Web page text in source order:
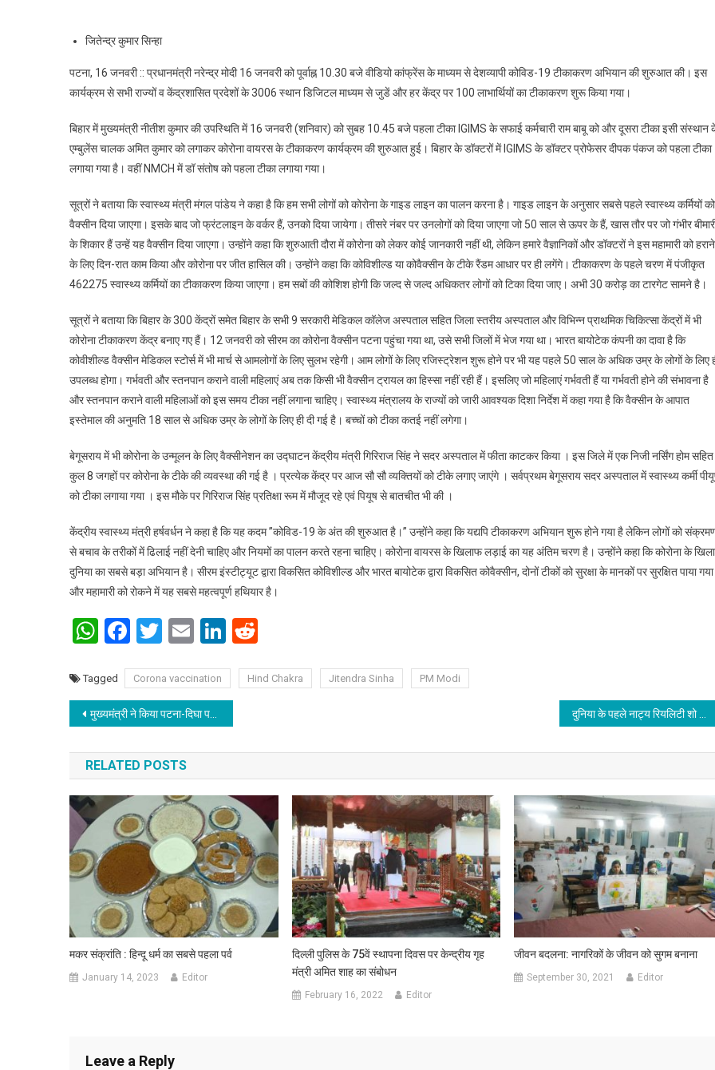
जितेन्द्र कुमार सिन्हा
पटना, 16 जनवरी :: प्रधानमंत्री नरेन्द्र मोदी 16 जनवरी को पूर्वाह्न 10.30 बजे वीडियो कांफ्रेंस के माध्यम से देशव्यापी कोविड-19 टीकाकरण अभियान की शुरुआत की। इस
कार्यक्रम से सभी राज्यों व केंद्रशासित प्रदेशों के 3006 स्थान डिजिटल माध्यम से जुडें और हर केंद्र पर 100 लाभार्थियों का टीकाकरण शुरू किया गया।
बिहार में मुख्यमंत्री नीतीश कुमार की उपस्थिति में 16 जनवरी (शनिवार) को सुबह 10.45 बजे पहला टीका IGIMS के सफाई कर्मचारी राम बाबू को और दूसरा टीका इसी संस्थान
एम्बुलेंस चालक अमित कुमार को लगाकर कोरोना वायरस के टीकाकरण कार्यक्रम की शुरुआत हुई। बिहार के डॉक्टरों में IGIMS के डॉक्टर प्रोफेसर दीपक पंकज को पहला टीका
लगाया गया है। वहीं NMCH में डॉ संतोष को पहला टीका लगाया गया।
सूत्रों ने बताया कि स्वास्थ्य मंत्री मंगल पांडेय ने कहा है कि हम सभी लोगों को कोरोना के गाइड लाइन का पालन करना है। गाइड लाइन के अनुसार सबसे पहले स्वास्थ्य कर्मियों को
वैक्सीन दिया जाएगा। इसके बाद जो फ्रंटलाइन के वर्कर हैं, उनको दिया जायेगा। तीसरे नंबर पर उनलोगों को दिया जाएगा जो 50 साल से ऊपर के हैं, खास तौर पर जो गंभीर
के शिकार हैं उन्हें यह वैक्सीन दिया जाएगा। उन्होंने कहा कि शुरुआती दौरा में कोरोना को लेकर कोई जानकारी नहीं थी, लेकिन हमारे वैज्ञानिकों और डॉक्टरों ने इस महामारी को हराने
के लिए दिन-रात काम किया और कोरोना पर जीत हासिल की। उन्होंने कहा कि कोविशील्ड या कोवैक्सीन के टीके रैंडम आधार पर ही लगेंगे। टीकाकरण के पहले चरण में पंजीकृत
462275 स्वास्थ्य कर्मियों का टीकाकरण किया जाएगा। हम सबों की कोशिश होगी कि जल्द से जल्द अधिकतर लोगों को टिका दिया जाए। अभी 30 करोड़ का टारगेट सामने है।
सूत्रों ने बताया कि बिहार के 300 केंद्रों समेत बिहार के सभी 9 सरकारी मेडिकल कॉलेज अस्पताल सहित जिला स्तरीय अस्पताल और विभिन्न प्राथमिक चिकित्सा केंद्रों में भी
कोरोना टीकाकरण केंद्र बनाए गए हैं। 12 जनवरी को सीरम का कोरोना वैक्सीन पटना पहुंचा गया था, उसे सभी जिलों में भेज गया था। भारत बायोटेक कंपनी का दावा है कि
कोवीशील्ड वैक्सीन मेडिकल स्टोर्स में भी मार्च से आमलोगों के लिए सुलभ रहेगी। आम लोगों के लिए रजिस्ट्रेशन शुरू होने पर भी यह पहले 50 साल के अधिक उम्र के लोगों के लिए
उपलब्ध होगा। गर्भवती और स्तनपान कराने वाली महिलाएं अब तक किसी भी वैक्सीन ट्रायल का हिस्सा नहीं रही हैं। इसलिए जो महिलाएं गर्भवती हैं या गर्भवती होने की संभावना है
और स्तनपान कराने वाली महिलाओं को इस समय टीका नहीं लगाना चाहिए। स्वास्थ्य मंत्रालय के राज्यों को जारी आवश्यक दिशा निर्देश में कहा गया है कि वैक्सीन के आपात
इस्तेमाल की अनुमति 18 साल से अधिक उम्र के लोगों के लिए ही दी गई है। बच्चों को टीका कतई नहीं लगेगा।
बेगूसराय में भी कोरोना के उन्मूलन के लिए वैक्सीनेशन का उद्घाटन केंद्रीय मंत्री गिरिराज सिंह ने सदर अस्पताल में फीता काटकर किया । इस जिले में एक निजी नर्सिंग होम सहित
कुल 8 जगहों पर कोरोना के टीके की व्यवस्था की गई है । प्रत्येक केंद्र पर आज सौ सौ व्यक्तियों को टीके लगाए जाएंगे । सर्वप्रथम बेगूसराय सदर अस्पताल में स्वास्थ्य कर्मी
को टीका लगाया गया । इस मौके पर गिरिराज सिंह प्रतिक्षा रूम में मौजूद रहे एवं पियूष से बातचीत भी की ।
केंद्रीय स्वास्थ्य मंत्री हर्षवर्धन ने कहा है कि यह कदम ”कोविड-19 के अंत की शुरुआत है।” उन्होंने कहा कि यद्यपि टीकाकरण अभियान शुरू होने गया है लेकिन लोगों को
से बचाव के तरीकों में ढिलाई नहीं देनी चाहिए और नियमों का पालन करते रहना चाहिए। कोरोना वायरस के खिलाफ लड़ाई का यह अंतिम चरण है। उन्होंने कहा कि कोरोना के
दुनिया का सबसे बड़ा अभियान है। सीरम इंस्टीट्यूट द्वारा विकसित कोविशील्ड और भारत बायोटेक द्वारा विकसित कोवैक्सीन, दोनों टीकों को सुरक्षा के मानकों पर सुरक्षित पाया
और महामारी को रोकने में यह सबसे महत्वपूर्ण हथियार है।
WhatsApp
Facebook
Twitter
EmailLinkedIn
Tagged Corona vaccination Hind Chakra Jitendra Sinha PM Modi
Post navigation
मुख्यमंत्री ने किया पटना-दिघा पथ (अटल पथ) का उद्घाटन
RELATED POSTS
मकर संक्रांति : हिन्दू धर्म का सबसे पहला पर्व
January 14, 2023 Editor
दिल्ली पुलिस के 75वें स्थापना दिवस पर केन्द्रीय गृह
मंत्री अमित शाह का संबोधन
February 16, 2022 Editor
जीवन बदलना: नागरिकों के जीवन को सुगम बनाना
September 30, 2021 Editor
Leave a Reply